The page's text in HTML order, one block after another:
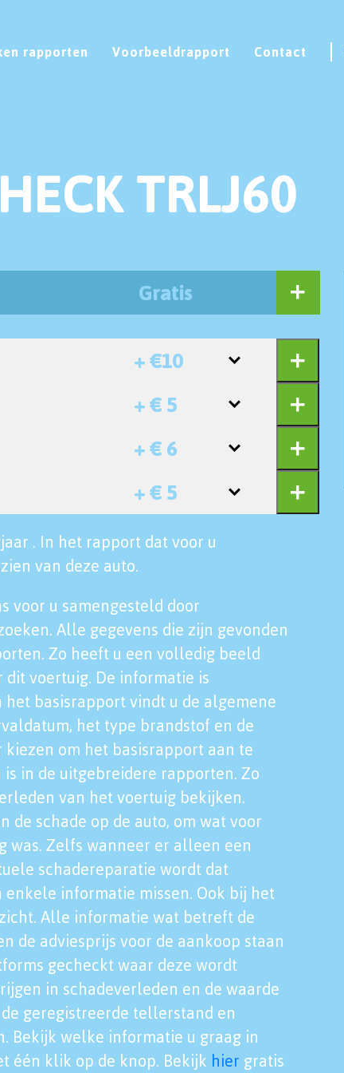
rapporten Voorbeeldrapport Contact
TRLJ60
Gratis
+ €10
+ € 5
+ € 6
+ € 5
. In het rapport dat voor u
van deze auto.
voor u samengesteld door
Alle gegevens die zijn gevonden
Zo heeft u een volledig beeld
voertuig. De informatie is
basisrapport vindt u de algemene
het type brandstof en de
om het basisrapport aan te
in de uitgebreidere rapporten. Zo
van het voertuig bekijken.
de schade op de auto, om wat voor
was. Zelfs wanneer er alleen een
schadereparatie wordt dat
informatie missen. Ook bij het
Alle informatie wat betreft de
de adviesprijs voor de aankoop staan
gecheckt waar deze wordt
in schadeverleden en de waarde
geregistreerde tellerstand en
Bekijk welke informatie u graag in
één klik op de knop. Bekijk hier gratis